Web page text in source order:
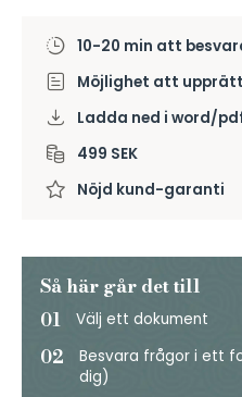
10-20 min att
Möjlighet att
Ladda ned i word/
499 SEK
Nöjd kund-garanti
Så här går det till
01
Välj ett dokument
02
Besvara frågor i ett
dig)